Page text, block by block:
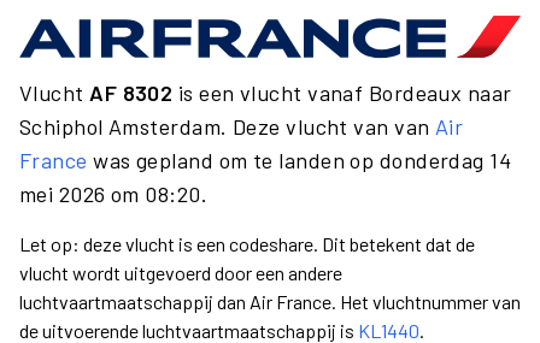
Vlucht AF 8302 is een vlucht vanaf Bordeaux naar
Schiphol Amsterdam. Deze vlucht van van Air
France was gepland om te landen op donderdag 14
mei 2026 om 08:20.
Let op: deze vlucht is een codeshare. Dit betekent dat de
vlucht wordt uitgevoerd door een andere
luchtvaartmaatschappij dan Air France. Het vluchtnummer van
de uitvoerende luchtvaartmaatschappij is KL1440.